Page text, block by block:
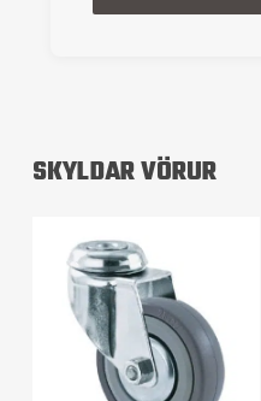
SKYLDAR VÖRUR